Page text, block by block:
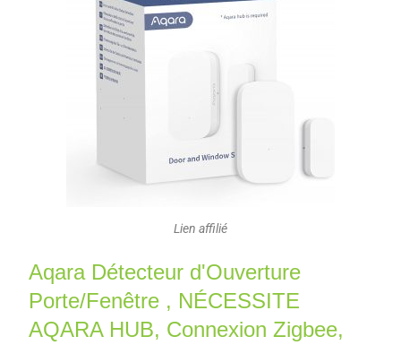
Lien affilié
Aqara Détecteur d'Ouverture
Porte/Fenêtre , NÉCESSITE
AQARA HUB, Connexion Zigbee,